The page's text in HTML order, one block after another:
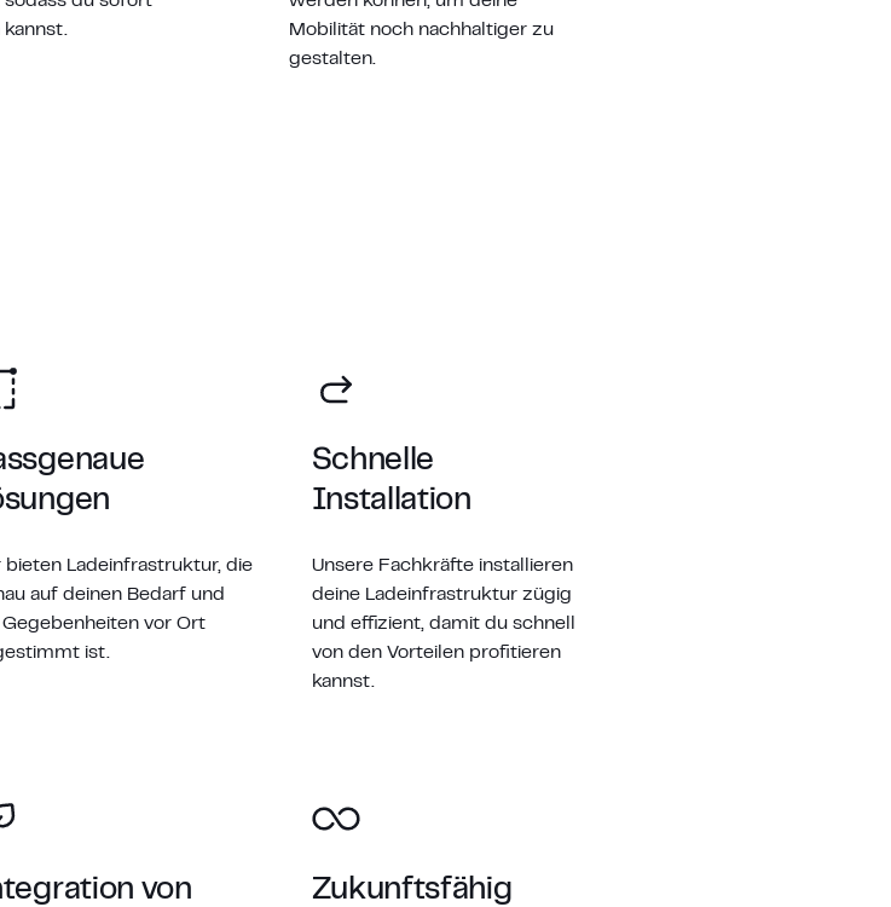
kannst.
Mobilität noch nachhaltiger zu
gestalten.
bieten Ladeinfrastruktur, die
auf deinen Bedarf und
Gegebenheiten vor Ort
ist.
Schnelle
Installation
Unsere Fachkräfte installieren
deine Ladeinfrastruktur zügig
und effizient, damit du schnell
von den Vorteilen profitieren
kannst.
von
Zukunftsfähig